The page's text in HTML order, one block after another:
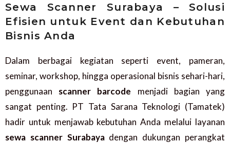
Sewa Scanner Surabaya – Solusi
Efisien untuk Event dan Kebutuhan
Bisnis Anda
Dalam berbagai kegiatan seperti event, pameran,
seminar, workshop, hingga operasional bisnis sehari-hari,
penggunaan scanner barcode menjadi bagian yang
sangat penting. PT Tata Sarana Teknologi (Tamatek)
hadir untuk menjawab kebutuhan Anda melalui layanan
sewa scanner Surabayadengan dukungan perangkat